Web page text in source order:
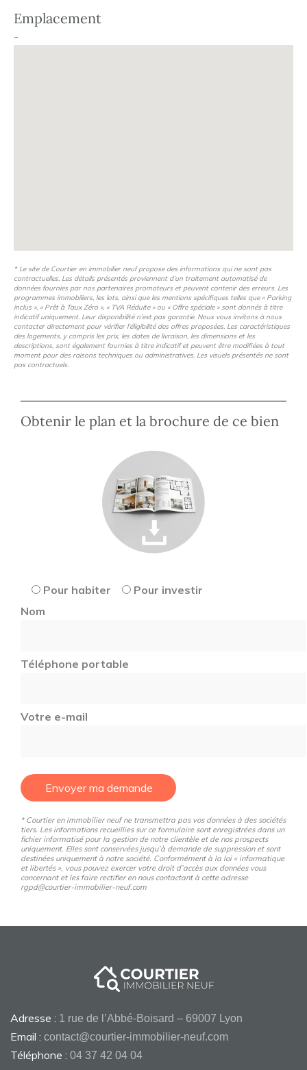
Emplacement
-
* Le site de Courtier en immobilier neuf propose des informations qui ne sont pas
contractuelles. Les détails présentés proviennent d’un traitement automatisé de
données fournies par nos partenaires promoteurs et peuvent contenir des erreurs. Les
programmes immobiliers, les lots, ainsi que les mentions spécifiques telles que « Parking
inclus », « Prêt à Taux Zéro », « TVA Réduite » ou « Offre spéciale » sont donnés à titre
indicatif uniquement. Leur disponibilité n’est pas garantie. Nous vous invitons à nous
contacter directement pour vérifier l’éligibilité des offres proposées. Les caractéristiques
des logements, y compris les prix, les dates de livraison, les dimensions et les
descriptions, sont également fournies à titre indicatif et peuvent être modifiées à tout
moment pour des raisons techniques ou administratives. Les visuels présentés ne sont
pas contractuels.
Obtenir le plan et la brochure de ce bien
Pour habiter
Pour investir
Nom
Téléphone portable
Votre e-mail
Envoyer ma demande
* Courtier en immobilier neuf ne transmettra pas vos données à des sociétés
tiers. Les informations recueillies sur ce formulaire sont enregistrées dans un
fichier informatisé pour la gestion de notre clientèle et de nos prospects
uniquement. Elles sont conservées jusqu’à demande de suppression et sont
destinées uniquement à notre société. Conformément à la loi « informatique
et libertés », vous pouvez exercer votre droit d’accès aux données vous
concernant et les faire rectifier en nous contactant à cette adresse
rgpd@courtier-immobilier-neuf.com
Adresse : 1 rue de l’Abbé-Boisard – 69007 Lyon
Email : contact@courtier-immobilier-neuf.com
Téléphone : 04 37 42 04 04